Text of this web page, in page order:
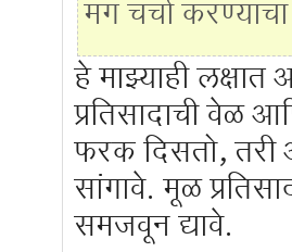
मग चर्चा
हे माझ्याही
प्रतिसादाची वेळ
फरक दिसतो, तरी
सांगावे. मूळ
समजवून द्यावे.